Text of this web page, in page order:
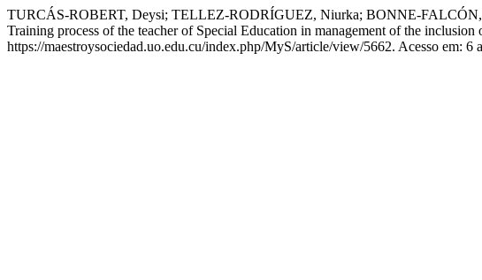
TURCÁS-ROBERT, Deysi; TELLEZ-RODRÍGUEZ, Niurka; BONNE-FALCÓN,
Training process of the teacher of Special Education in management of the inclusion
https://maestroysociedad.uo.edu.cu/index.php/MyS/article/view/5662. Acesso em: 6